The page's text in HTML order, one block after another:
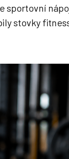
sportovní
stovky